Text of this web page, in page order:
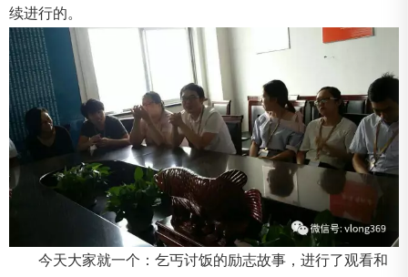
续进行的。
今天大家就一个：乞丐讨饭的励志故事，进行了观看和